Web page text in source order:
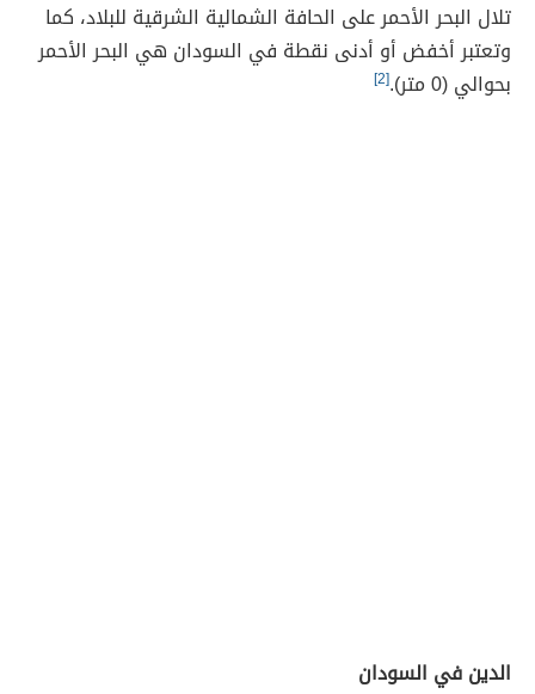
تلال البحر الأحمر على الحافة الشمالية الشرقية للبلاد، كما
وتعتبر أخفض أو أدنى نقطة في السودان هي البحر الأحمر
بحوالي (0 متر).
[2]
الدين في السودان